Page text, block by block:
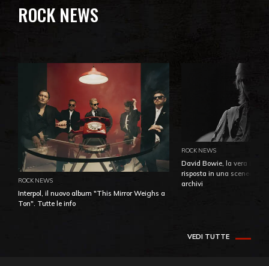
ROCK NEWS
ROCK NEWS
Interpol, il nuovo album "This Mirror Weighs a
Ton". Tutte le info
ROCK NEWS
David Bowie, la vera
risposta in una
archivi
VEDI TUTTE